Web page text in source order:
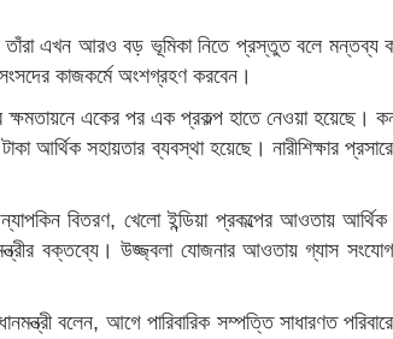
তাঁরা এখন আরও বড় ভূমিকা নিতে প্রস্তুত বলে মন্তব্য
কাজকর্মে অংশগ্রহণ করবেন।
ক্ষমতায়নে একের পর এক প্রকল্প হাতে নেওয়া হয়েছে।
আর্থিক সহায়তার ব্যবস্থা হয়েছে। নারীশিক্ষার
বিতরণ, খেলো ইন্ডিয়া প্রকল্পের আওতায়
বক্তব্যে। উজ্জ্বলা যোজনার আওতায় গ্যাস
বলেন, আগে পারিবারিক সম্পত্তি সাধারণত